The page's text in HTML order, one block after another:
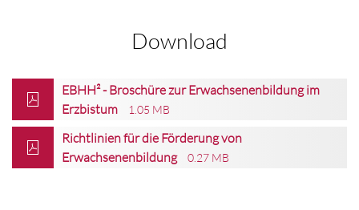
Download
EBHH² - Broschüre zur Erwachsenenbildung im
Erzbistum
1.05 MB
Richtlinien für die Förderung von
Erwachsenenbildung
0.27 MB